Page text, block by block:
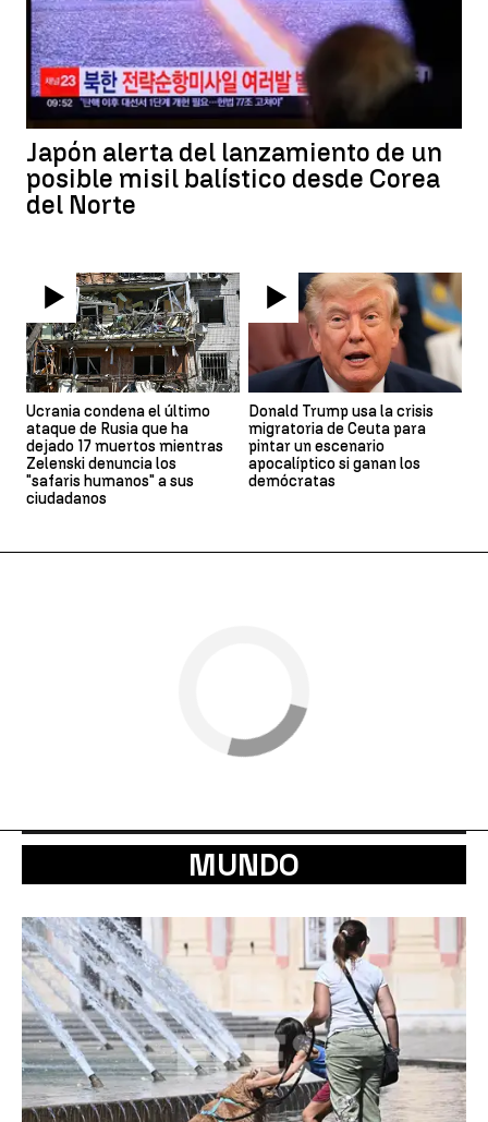
Japón alerta del lanzamiento de un
posible misil balístico desde Corea
del Norte
Ucrania condena el último
ataque de Rusia que ha
dejado 17 muertos mientras
Zelenski denuncia los
"safaris humanos" a sus
ciudadanos
Donald Trump usa la crisis
migratoria de Ceuta para
pintar un escenario
apocalíptico si ganan los
demócratas
MUNDO